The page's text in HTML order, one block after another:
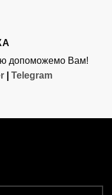
допоможемо Вам!
Telegram